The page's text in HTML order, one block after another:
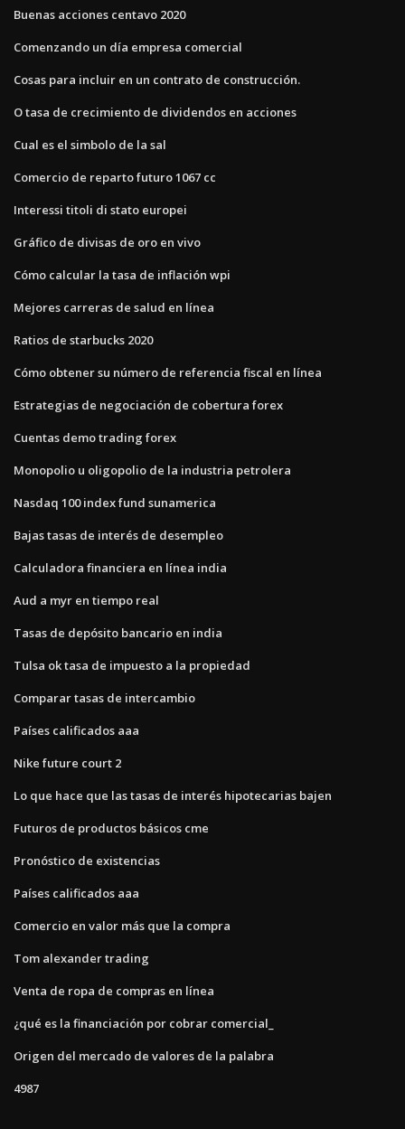
Buenas acciones centavo 2020
Comenzando un día empresa comercial
Cosas para incluir en un contrato de construcción.
O tasa de crecimiento de dividendos en acciones
Cual es el simbolo de la sal
Comercio de reparto futuro 1067 cc
Interessi titoli di stato europei
Gráfico de divisas de oro en vivo
Cómo calcular la tasa de inflación wpi
Mejores carreras de salud en línea
Ratios de starbucks 2020
Cómo obtener su número de referencia fiscal en línea
Estrategias de negociación de cobertura forex
Cuentas demo trading forex
Monopolio u oligopolio de la industria petrolera
Nasdaq 100 index fund sunamerica
Bajas tasas de interés de desempleo
Calculadora financiera en línea india
Aud a myr en tiempo real
Tasas de depósito bancario en india
Tulsa ok tasa de impuesto a la propiedad
Comparar tasas de intercambio
Países calificados aaa
Nike future court 2
Lo que hace que las tasas de interés hipotecarias bajen
Futuros de productos básicos cme
Pronóstico de existencias
Países calificados aaa
Comercio en valor más que la compra
Tom alexander trading
Venta de ropa de compras en línea
¿qué es la financiación por cobrar comercial_
Origen del mercado de valores de la palabra
4987